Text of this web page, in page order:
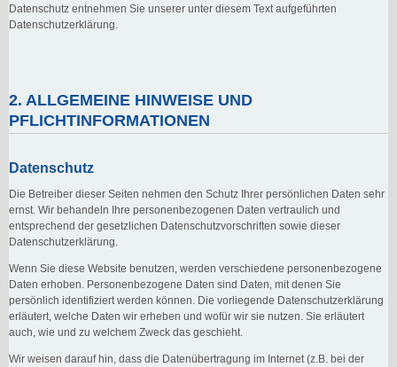
Datenschutz entnehmen Sie unserer unter diesem Text aufgeführten
Datenschutzerklärung.
2. ALLGEMEINE HINWEISE UND
PFLICHTINFORMATIONEN
Datenschutz
Die Betreiber dieser Seiten nehmen den Schutz Ihrer persönlichen Daten sehr
ernst. Wir behandeln Ihre personenbezogenen Daten vertraulich und
entsprechend der gesetzlichen Datenschutzvorschriften sowie dieser
Datenschutzerklärung.
Wenn Sie diese Website benutzen, werden verschiedene personenbezogene
Daten erhoben. Personenbezogene Daten sind Daten, mit denen Sie
persönlich identifiziert werden können. Die vorliegende Datenschutzerklärung
erläutert, welche Daten wir erheben und wofür wir sie nutzen. Sie erläutert
auch, wie und zu welchem Zweck das geschieht.
Wir weisen darauf hin, dass die Datenübertragung im Internet (z.B. bei der